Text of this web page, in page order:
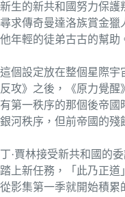
新生的新共和國努力保護
尋求傳奇曼達洛族賞金獵
他年輕的徒弟古古的幫助
這個設定放在整個星際宇
反攻》之後，《原力覺
有第一秩序的那個後帝國
銀河秩序，但前帝國的殘
丁·賈林接受新共和國的
踏上新任務，「此乃正道
從影集第一季就開始積累